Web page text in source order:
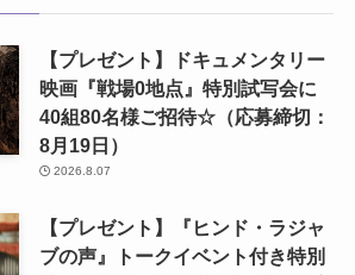
【プレゼント】ドキュメンタリー
映画『戦場0地点』特別試写会に
40組80名様ご招待☆（応募締切：
8月19日）
2026.8.07
【プレゼント】『ヒンド・ラジャ
ブの声』トークイベント付き特別